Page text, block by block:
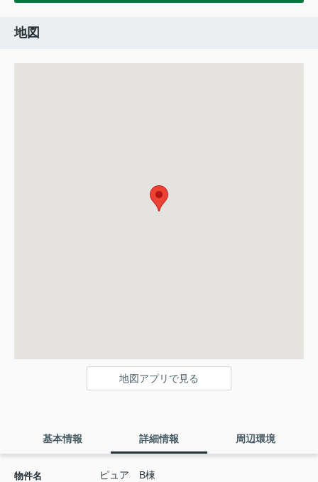
地図
地図アプリで見る
基本情報 詳細情報 周辺環境
物件名 ピュア B棟